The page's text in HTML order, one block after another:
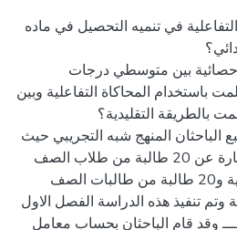
التفاعلية في تنميه التحصيل في ماده
بين متوسطي درجات
باستخدام المحاكاة التفاعلية وبين
الباحثان المنهج شبه التجريبي حيث
طبق على عينه عشوائية عبارة عن 20 طالبة من طلاب الصف
السادس للمجموعة التجريبية و20 طالبة من طالبات الصف
تنفيذ هذه الدراسة الفصل الاول
1437هــــــــ وقد قام الباحثان بحساب معامل